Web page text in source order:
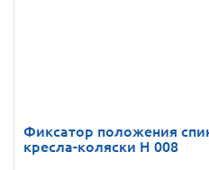
Фиксатор положения
кресла-коляски Н 008